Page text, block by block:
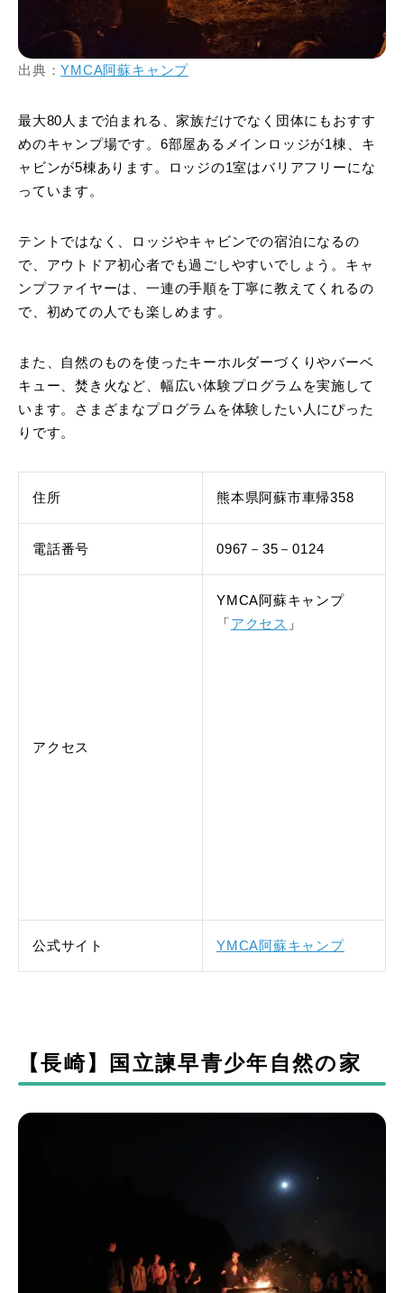
出典：YMCA阿蘇キャンプ
最大80人まで泊まれる、家族だけでなく団体にもおすす
めのキャンプ場です。6部屋あるメインロッジが1棟、キ
ャビンが5棟あります。ロッジの1室はバリアフリーにな
っています。
テントではなく、ロッジやキャビンでの宿泊になるの
で、アウトドア初心者でも過ごしやすいでしょう。キャ
ンプファイヤーは、一連の手順を丁寧に教えてくれるの
で、初めての人でも楽しめます。
また、自然のものを使ったキーホルダーづくりやバーベ
キュー、焚き火など、幅広い体験プログラムを実施して
います。さまざまなプログラムを体験したい人にぴった
りです。
住所 熊本県阿蘇市車帰358
電話番号 0967－35－0124
アクセス
YMCA阿蘇キャンプ
「アクセス 」
公式サイト YMCA阿蘇キャンプ
【長崎】国立諫早青少年自然の家